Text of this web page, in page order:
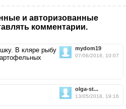
и авторизованные
комментарии.
mydom19
07/06/2018, 10:07
В кляре рыбу
olga-st...
13/05/2018, 19:16